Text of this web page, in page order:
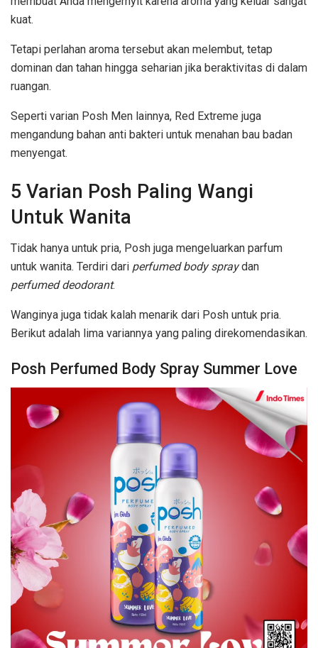
kuat.
Tetapi perlahan aroma tersebut akan melembut, tetap
dominan dan tahan hingga seharian jika beraktivitas di dalam
ruangan.
Seperti varian Posh Men lainnya, Red Extreme juga
mengandung bahan anti bakteri untuk menahan bau badan
menyengat.
5 Varian Posh Paling Wangi
Untuk Wanita
Tidak hanya untuk pria, Posh juga mengeluarkan parfum
untuk wanita. Terdiri dari perfumed body spraydan
perfumed deodorant.
Wanginya juga tidak kalah menarik dari Posh untuk pria.
Berikut adalah lima variannya yang paling direkomendasikan.
Posh Perfumed Body Spray Summer Love